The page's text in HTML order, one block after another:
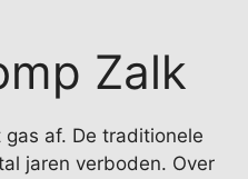
Zalk
af. De traditionele
jaren verboden. Over